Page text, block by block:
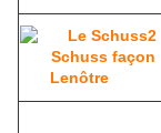
Schuss façon
Lenôtre